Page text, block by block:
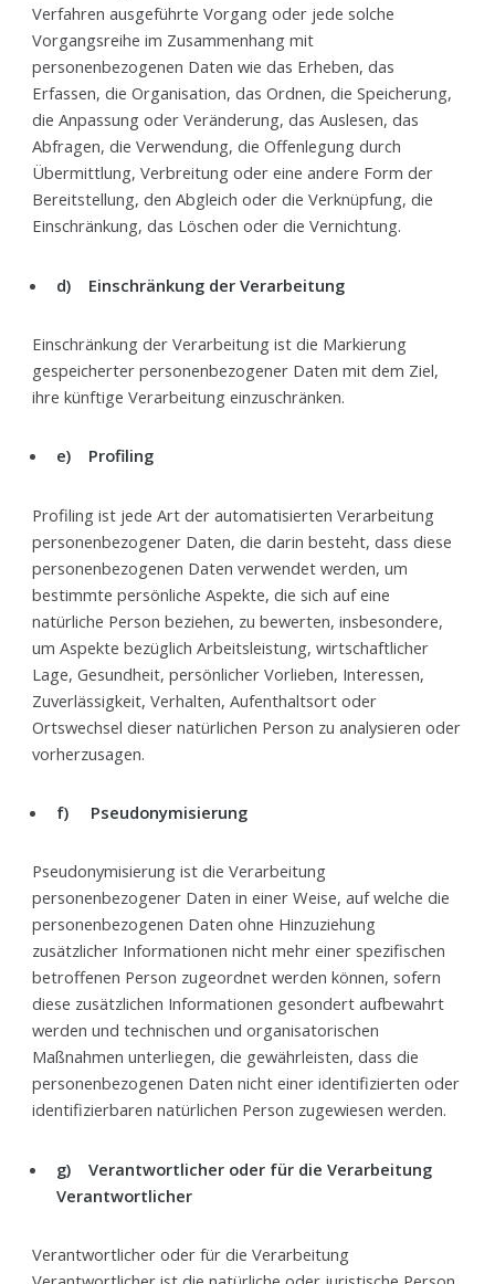
Verfahren ausgeführte Vorgang oder jede solche
Vorgangsreihe im Zusammenhang mit
personenbezogenen Daten wie das Erheben, das
Erfassen, die Organisation, das Ordnen, die Speicherung,
die Anpassung oder Veränderung, das Auslesen, das
Abfragen, die Verwendung, die Offenlegung durch
Übermittlung, Verbreitung oder eine andere Form der
Bereitstellung, den Abgleich oder die Verknüpfung, die
Einschränkung, das Löschen oder die Vernichtung.
d) Einschränkung der Verarbeitung
Einschränkung der Verarbeitung ist die Markierung
gespeicherter personenbezogener Daten mit dem Ziel,
ihre künftige Verarbeitung einzuschränken.
e) Profiling
Profiling ist jede Art der automatisierten Verarbeitung
personenbezogener Daten, die darin besteht, dass diese
personenbezogenen Daten verwendet werden, um
bestimmte persönliche Aspekte, die sich auf eine
natürliche Person beziehen, zu bewerten, insbesondere,
um Aspekte bezüglich Arbeitsleistung, wirtschaftlicher
Lage, Gesundheit, persönlicher Vorlieben, Interessen,
Zuverlässigkeit, Verhalten, Aufenthaltsort oder
Ortswechsel dieser natürlichen Person zu analysieren oder
vorherzusagen.
f) Pseudonymisierung
Pseudonymisierung ist die Verarbeitung
personenbezogener Daten in einer Weise, auf welche die
personenbezogenen Daten ohne Hinzuziehung
zusätzlicher Informationen nicht mehr einer spezifischen
betroffenen Person zugeordnet werden können, sofern
diese zusätzlichen Informationen gesondert aufbewahrt
werden und technischen und organisatorischen
Maßnahmen unterliegen, die gewährleisten, dass die
personenbezogenen Daten nicht einer identifizierten oder
identifizierbaren natürlichen Person zugewiesen werden.
g) Verantwortlicher oder für die Verarbeitung
Verantwortlicher
Verantwortlicher oder für die Verarbeitung